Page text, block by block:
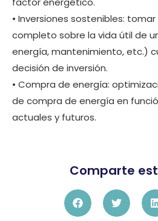
• Inversiones sostenibles:
completo sobre la vida útil de
energía, mantenimiento, etc.)
decisión de inversión.
• Compra de energía:
de compra de energía en
actuales y futuros.
Comparte